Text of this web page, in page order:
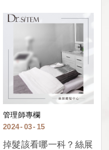
解PDRN毛囊培育！
管理師專欄
15
03
2024
掉髮該看哪一科？絲展